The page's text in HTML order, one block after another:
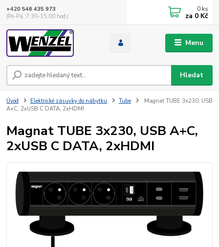
Menu
Hledat
+420 546 435 973
(Po-Pá, 7:30-15:00 hod.)
0 ks
za 0 Kč
Úvod Elektrické zásuvky do nábytku Tube
Magnat TUBE 3x230, USB
A+C, 2xUSB C DATA, 2xHDMI
Magnat TUBE 3x230, USB A+C,
2xUSB C DATA, 2xHDMI